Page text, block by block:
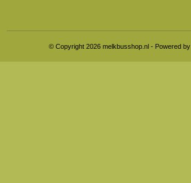
© Copyright 2026 melkbusshop.nl - Powered by